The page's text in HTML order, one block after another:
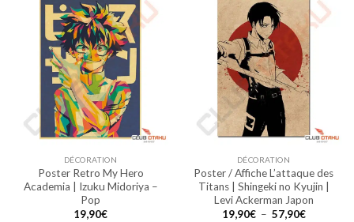
DÉCORATION
Poster Retro My Hero
Academia | Izuku Midoriya –
Pop
19,90€
DÉCORATION
Poster / Affiche L’attaque des
Titans | Shingeki no Kyujin |
Levi Ackerman Japon
19,90€ – 57,90€Plage